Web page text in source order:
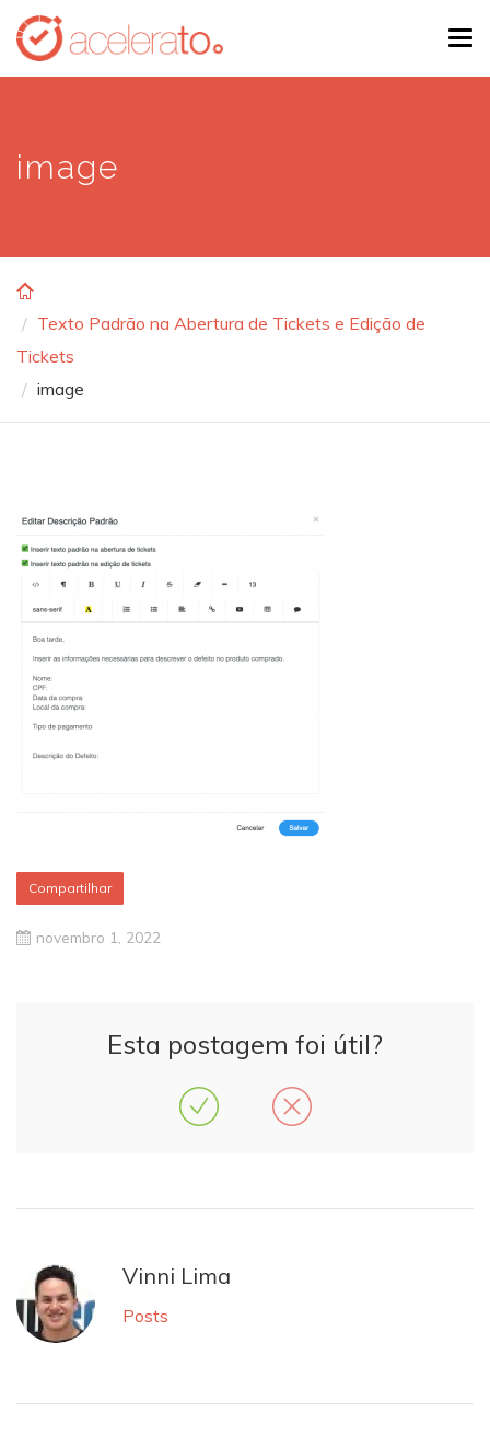
Skip
main
image
Texto Padrão na Abertura de Tickets e Edição de
Tickets
image
Compartilhar
novembro 1, 2022
Esta postagem foi útil?
Vinni Lima
Posts